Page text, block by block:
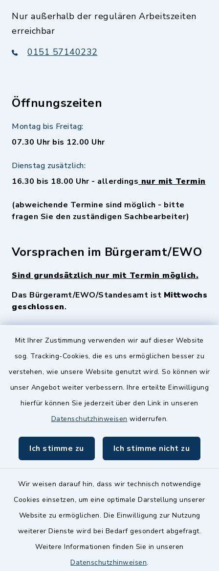
Mit Ihrer Zustimmung verwenden wir auf dieser Website
sog. Tracking-Cookies, die es uns ermöglichen besser zu
verstehen, wie unsere Website genutzt wird. So können wir
unser Angebot weiter verbessern. Ihre erteilte Einwilligung
hierfür können Sie jederzeit über den Link in unseren
Datenschutzhinweisen widerrufen.
Ich stimme zu Ich stimme nicht zu
Wir weisen darauf hin, dass wir technisch notwendige
Cookies einsetzen, um eine optimale Darstellung unserer
Website zu ermöglichen. Die Einwilligung zur Nutzung
weiterer Dienste wird bei Bedarf gesondert abgefragt.
Weitere Informationen finden Sie in unseren
Datenschutzhinweisen.
Nur außerhalb der regulären Arbeitszeiten
erreichbar
0151 57140232
Öffnungszeiten
Montag bis Freitag:
07.30 Uhr bis 12.00 Uhr
Dienstag zusätzlich:
16.30 bis 18.00 Uhr - allerdings nur mit Termin
(abweichende Termine sind möglich - bitte
fragen Sie den zuständigen Sachbearbeiter)
Vorsprachen im Bürgeramt/EWO
Sind grundsätzlich nur mit Termin möglich.
Das Bürgeramt/EWO/Standesamt ist Mittwochs
geschlossen.
Quicklinks
Zenngrund Allianz
Dillenberggruppe
inixmedia GmbH
Barrierefreiheit